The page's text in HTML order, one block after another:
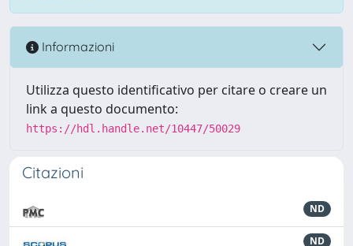
Informazioni
Utilizza questo identificativo per citare o creare un
link a questo documento:
https://hdl.handle.net/10447/50029
Citazioni
ND
ND